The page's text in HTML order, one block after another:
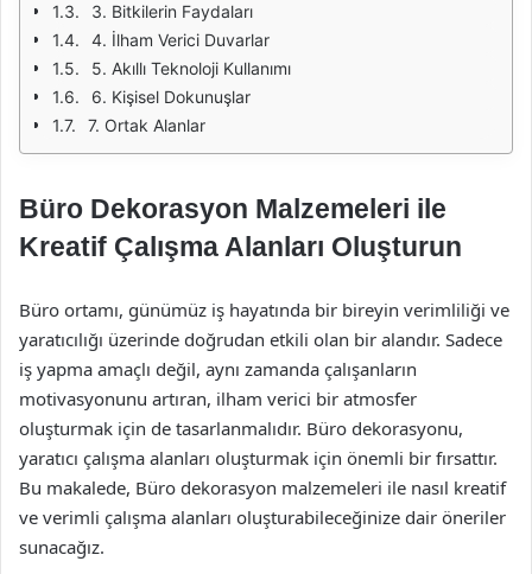
3. Bitkilerin Faydaları
4. İlham Verici Duvarlar
5. Akıllı Teknoloji Kullanımı
6. Kişisel Dokunuşlar
7. Ortak Alanlar
Büro Dekorasyon Malzemeleri ile
Kreatif Çalışma Alanları Oluşturun
Büro ortamı, günümüz iş hayatında bir bireyin verimliliği ve
yaratıcılığı üzerinde doğrudan etkili olan bir alandır. Sadece
iş yapma amaçlı değil, aynı zamanda çalışanların
motivasyonunu artıran, ilham verici bir atmosfer
oluşturmak için de tasarlanmalıdır. Büro dekorasyonu,
yaratıcı çalışma alanları oluşturmak için önemli bir fırsattır.
Bu makalede, Büro dekorasyon malzemeleri ile nasıl kreatif
ve verimli çalışma alanları oluşturabileceğinize dair öneriler
sunacağız.